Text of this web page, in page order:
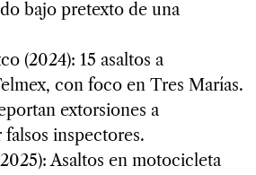
bajo pretexto de una
(2024): 15 asaltos a
con foco en Tres Marías.
extorsiones a
inspectores.
Asaltos en motocicleta